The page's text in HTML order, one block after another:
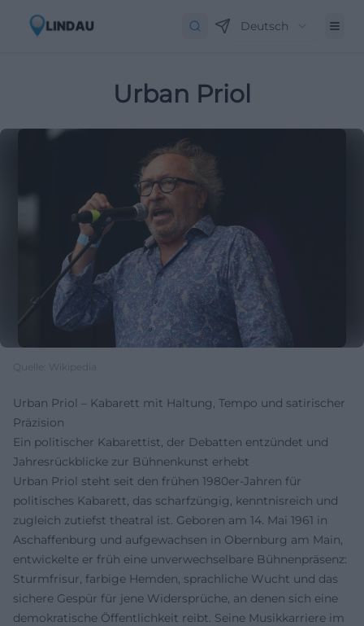
Deutsch
Urban Priol
Quelle: Wikipedia
Urban Priol – Kabarett mit Haltung, Tempo und satirischer
Präzision
Ein politischer Kabarettist, der Debatten entzündet und
Jahresrückblicke zur Bühnenkunst erhebt
Urban Priol steht seit den frühen 1980er-Jahren für
politisches Kabarett, das scharfzüngig, kenntnisreich und
zugleich zutiefst theatral ist. Geboren am 14. Mai 1961 in
Aschaffenburg und aufgewachsen in Obernburg am Main,
entwickelte er früh eine unverwechselbare Bühnenpräsenz:
Sturmfrisur, farbige Hemden, sprachliche Wucht und das
sichere Gespür für jene Widersprüche, an denen sich eine
demokratische Öffentlichkeit reibt. Seine Musikkarriere im